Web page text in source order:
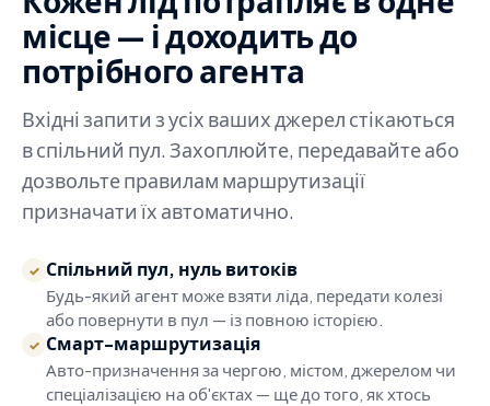
місце — і доходить до
потрібного агента
Вхідні запити з усіх ваших джерел стікаються
в спільний пул. Захоплюйте, передавайте або
дозвольте правилам маршрутизації
призначати їх автоматично.
✓ Спільний пул, нуль витоків
Будь-який агент може взяти ліда, передати колезі
або повернути в пул — із повною історією.
✓ Смарт-маршрутизація
Авто-призначення за чергою, містом, джерелом чи
спеціалізацією на об'єктах — ще до того, як хтось